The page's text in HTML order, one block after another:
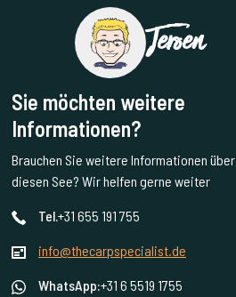
Jeroen
Sie möchten weitere
Informationen?
Brauchen Sie weitere Informationen über
diesen See? Wir helfen gerne weiter
Tel.+31 655 191 755
info@thecarpspecialist.de
WhatsApp:+31 6 5519 1755